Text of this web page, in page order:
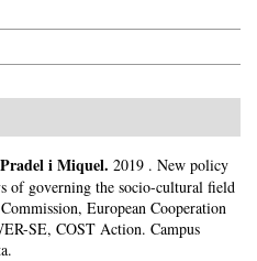
i Miquel. 2019 . New policy
of governing the socio-cultural field
European Cooperation
SE, COST Action. Campus